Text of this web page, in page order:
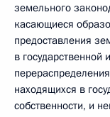
земельного
касающиеся
предоставления
в государственной
находящихся в
собственности, и